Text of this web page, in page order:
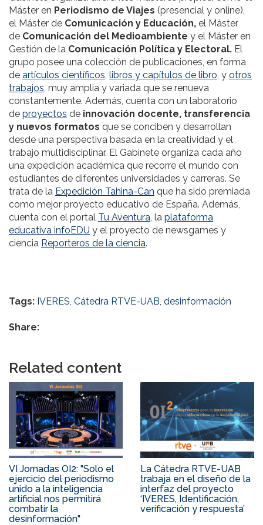
Máster en Periodismo de Viajes (presencial y online),
el Máster de Comunicación y Educación, el Máster
de Comunicación del Medioambiente y el Máster en
Gestión de la Comunicación Política y Electoral. El
grupo posee una colección de publicaciones, en forma
de artículos científicos, libros y capítulos de libro , y otros
trabajos , muy amplia y variada que se renueva
constantemente. Además, cuenta con un laboratorio
de proyectos de innovación docente, transferencia
y nuevos formatos que se conciben y desarrollan
desde una perspectiva basada en la creatividad y el
trabajo multidisciplinar. El Gabinete organiza cada año
una expedición académica que recorre el mundo con
estudiantes de diferentes universidades y carreras. Se
trata de la Expedición Tahina-Can que ha sido premiada
como mejor proyecto educativo de España. Además,
cuenta con el portal Tu Aventura, la plataforma
educativa infoEDU y el proyecto de newsgames y
ciencia Reporteros de la ciencia.
Tags: IVERES Cátedra RTVE-UAB desinformación
Share:
Related content
VI Jornadas OI2: "Solo el
ejercicio del periodismo
unido a la inteligencia
artificial nos permitirá
combatir la
desinformación"
La Cátedra RTVE-UAB
trabaja en el diseño de la
interfaz del proyecto
‘IVERES, Identificación,
verificación y respuesta’